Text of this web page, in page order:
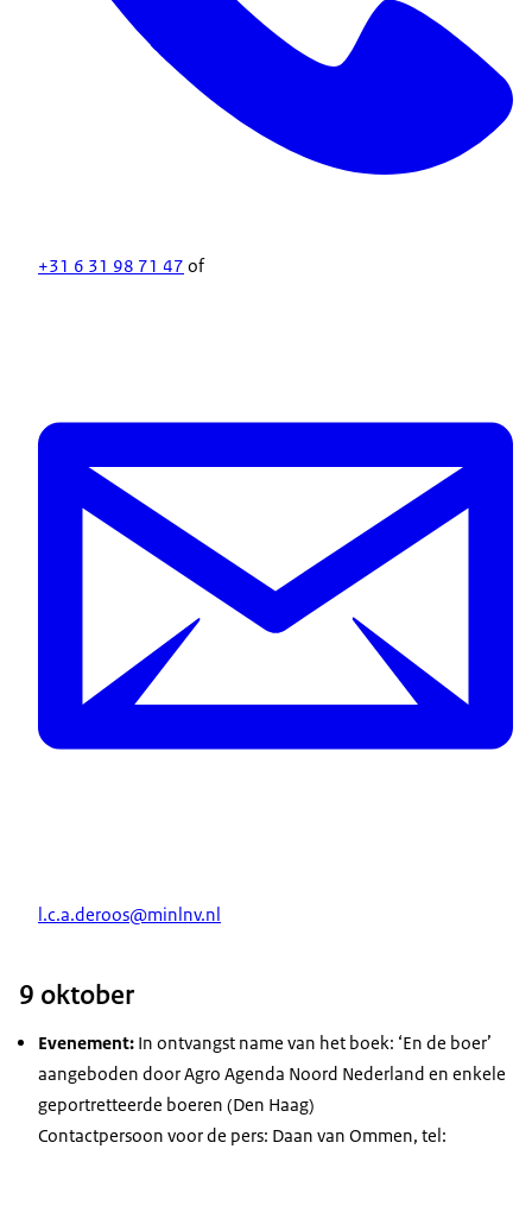
+31 6 31 98 71 47 of
l.c.a.deroos@minlnv.nl
9 oktober
Evenement: In ontvangst name van het boek: ‘En de boer’
aangeboden door Agro Agenda Noord Nederland en enkele
geportretteerde boeren (Den Haag)
Contactpersoon voor de pers: Daan van Ommen, tel: